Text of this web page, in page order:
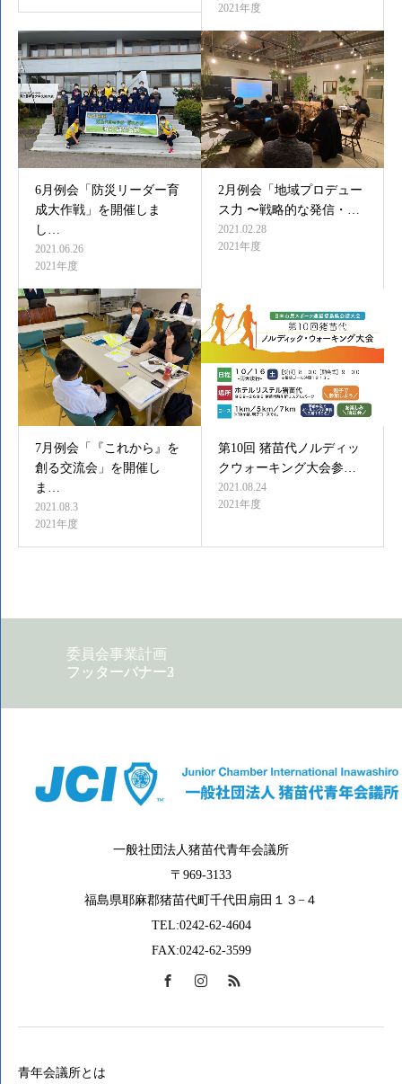
2021年度
6月例会「防災リーダー育
成大作戦」を開催しま
し…
2021.06.26
2021年度
2月例会「地域プロデュー
ス力 〜戦略的な発信・…
2021.02.28
2021年度
7月例会「『これから』を
創る交流会」を開催し
ま…
2021.08.3
2021年度
第10回 猪苗代ノルディッ
クウォーキング大会参…
2021.08.24
2021年度
委員会事業計画
フッターバナー2
フッターバナー3
一般社団法人猪苗代青年会議所
〒969-3133
福島県耶麻郡猪苗代町千代田扇田１３−４
TEL:0242-62-4604
FAX:0242-62-3599
青年会議所とは